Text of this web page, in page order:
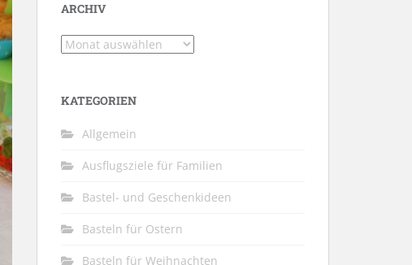
ARCHIV
Archiv
KATEGORIEN
Allgemein
Ausflugsziele für Familien
Bastel- und Geschenkideen
Basteln für Ostern
Basteln für Weihnachten